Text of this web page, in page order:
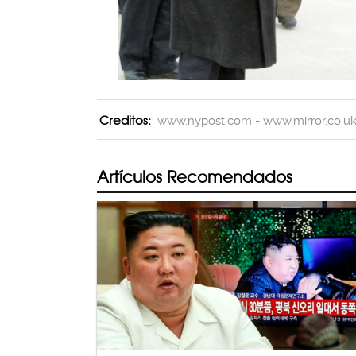
Creditos: www.nypost.com - www.mirror.co.uk
Artículos Recomendados